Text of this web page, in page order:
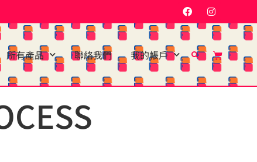
所有產品 聯絡我們 我的帳戶